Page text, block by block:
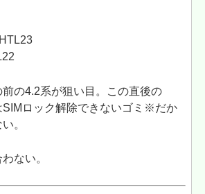
の4.2系が狙い目。この直後の
SIMロック解除できないゴミ※だか
。
ない。